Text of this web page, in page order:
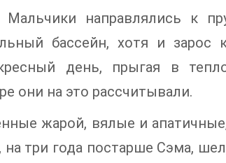
направлялись к
бассейн, хотя и
день, прыгая в
они на это рассчитывали.
жарой, вялые и
три года постарше Сэма,